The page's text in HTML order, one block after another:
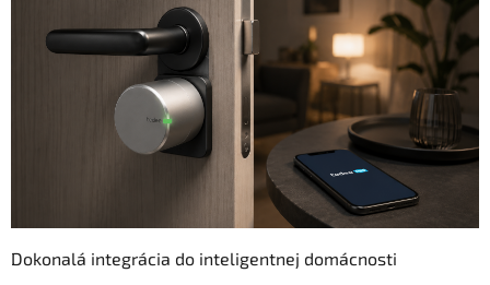
Dokonalá integrácia do inteligentnej domácnosti